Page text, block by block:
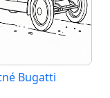
Bugatti